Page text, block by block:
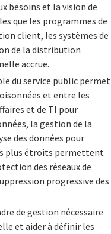
besoins et la vision de
que les programmes de
client, les systèmes de
de la distribution
accrue.
du service public permet
et entre les
et de TI pour
la gestion de la
des données pour
plus étroits permettent
des réseaux de
progressive des
de gestion nécessaire
et aider à définir les